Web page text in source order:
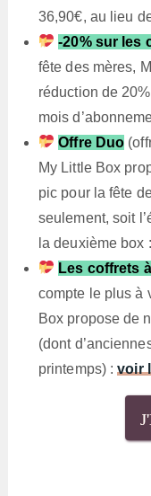
36,90€, au lieu
-20% sur les
fête des mères,
réduction de
mois
Offre Duo
My Little Box
pic pour la fête
seulement, soit
la deuxième box :
Les coffrets
compte le plus à
Box propose de
(dont
printemps) :voir